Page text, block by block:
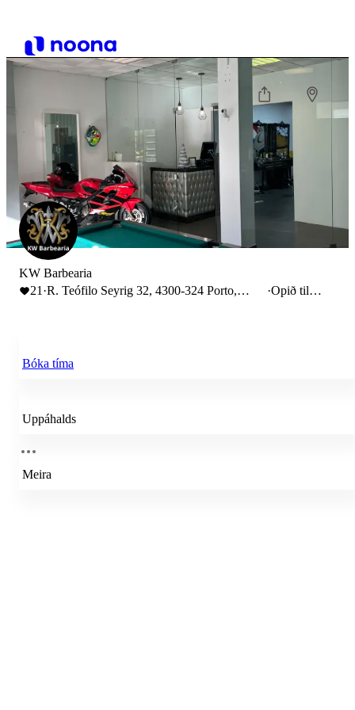
KW Barbearia
21 ·R. Teófilo Seyrig 32, 4300-324 Porto,
·Opið til
Bóka tíma
Uppáhalds
Meira